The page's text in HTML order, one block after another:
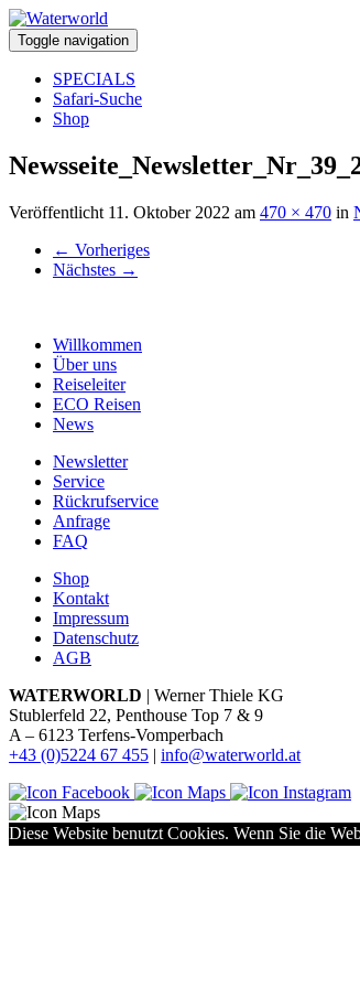
Toggle navigation
SPECIALS
Safari-Suche
Shop
Veröffentlicht 11. Oktober 2022 am 470 × 470 in
← Vorheriges
Nächstes →
Willkommen
Über uns
Reiseleiter
ECO Reisen
News
Newsletter
Service
Rückrufservice
Anfrage
FAQ
Shop
Kontakt
Impressum
Datenschutz
AGB
WATERWORLD | Werner Thiele KG
Stublerfeld 22, Penthouse Top 7 & 9
A – 6123 Terfens-Vomperbach
+43 (0)5224 67 455 | info@waterworld.at
Diese Website benutzt Cookies. Wenn Sie die